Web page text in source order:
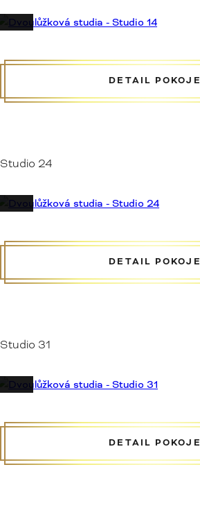
DETAIL POKOJE
Studio 24
DETAIL POKOJE
Studio 31
DETAIL POKOJE